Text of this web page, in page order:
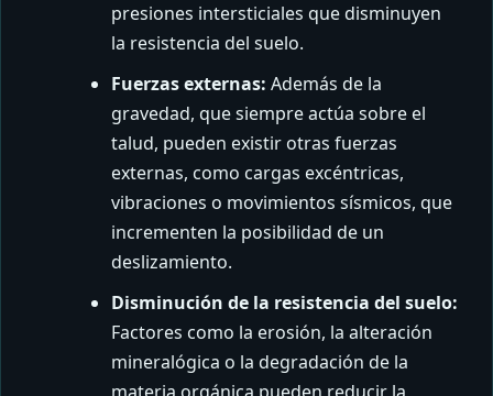
presiones intersticiales que disminuyen
la resistencia del suelo.
Fuerzas externas: Además de la
gravedad, que siempre actúa sobre el
talud, pueden existir otras fuerzas
externas, como cargas excéntricas,
vibraciones o movimientos sísmicos, que
incrementen la posibilidad de un
deslizamiento.
Disminución de la resistencia del suelo:
Factores como la erosión, la alteración
mineralógica o la degradación de la